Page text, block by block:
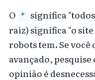
O * significa "todos
raiz) significa "o site
robots tem. Se
avançado,
opinião é